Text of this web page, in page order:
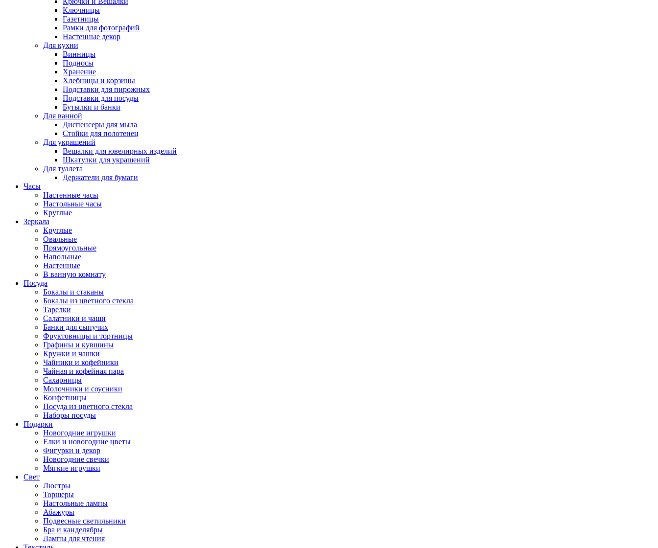
Ключницы
Газетницы
Рамки для фотографий
Настенные декор
Для кухни
Винницы
Подносы
Хранение
Хлебницы и корзины
Подставки для пирожных
Подставки для посуды
Бутылки и банки
Для ванной
Диспенсеры для мыла
Стойки для полотенец
Для украшений
Вешалки для ювелирных изделий
Шкатулки для украшений
Для туалета
Держатели для бумаги
Часы
Настенные часы
Настольные часы
Круглые
Зеркала
Круглые
Овальные
Прямоугольные
Напольные
Настенные
В ванную комнату
Посуда
Бокалы и стаканы
Бокалы из цветного стекла
Тарелки
Салатники и чаши
Банки для сыпучих
Фруктовницы и тортницы
Графины и кувшины
Кружки и чашки
Чайники и кофейники
Чайная и кофейная пара
Сахарницы
Молочники и соусники
Конфетницы
Посуда из цветного стекла
Наборы посуды
Подарки
Новогодние игрушки
Елки и новогодние цветы
Фигурки и декор
Новогодние свечки
Мягкие игрушки
Свет
Люстры
Торшеры
Настольные лампы
Абажуры
Подвесные светильники
Бра и канделябры
Лампы для чтения